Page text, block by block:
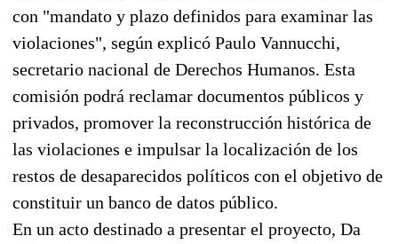
con "mandato y plazo definidos para examinar las
violaciones", según explicó Paulo Vannucchi,
secretario nacional de Derechos Humanos. Esta
comisión podrá reclamar documentos públicos y
privados, promover la reconstrucción histórica de
las violaciones e impulsar la localización de los
restos de desaparecidos políticos con el objetivo de
constituir un banco de datos público.
En un acto destinado a presentar el proyecto, Da